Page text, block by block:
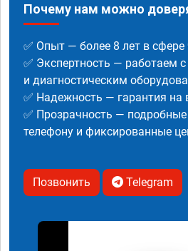
Почему нам можно
✅ Опыт — более 8 лет в сфере
✅ Экспертность — работаем
и диагностическим
✅ Надежность — гарантия на
✅ Прозрачность —
телефону и фиксированные
Позвонить Telegram